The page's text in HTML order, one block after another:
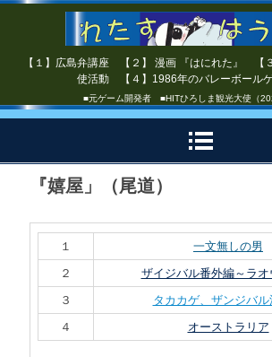
【１】広島弁講座 【２】 漫画 『はにれた』 【
使活動 【４】1986年のバレーボール
■元ゲーム開発者 ■HITひろしま観光大使（
『嬉屋」（尾道）
１
一文無しの男
２
ザイジバル番外編～ラオ
３
タカカゲ、ザンジバル
４
オーストラリア